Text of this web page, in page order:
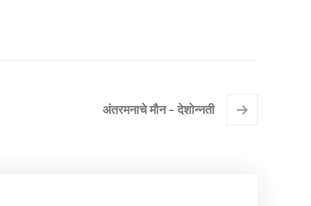
अंतरमनाचे मौन - देशोन्नती